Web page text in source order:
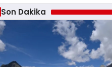
Son Dakika